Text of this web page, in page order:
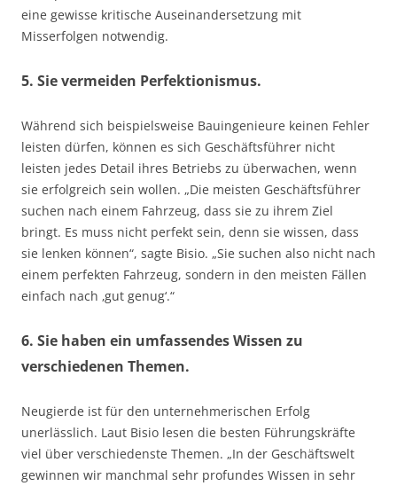
eine gewisse kritische Auseinandersetzung mit
Misserfolgen notwendig.
5. Sie vermeiden Perfektionismus.
Während sich beispielsweise Bauingenieure keinen Fehler
leisten dürfen, können es sich Geschäftsführer nicht
leisten jedes Detail ihres Betriebs zu überwachen, wenn
sie erfolgreich sein wollen. „Die meisten Geschäftsführer
suchen nach einem Fahrzeug, dass sie zu ihrem Ziel
bringt. Es muss nicht perfekt sein, denn sie wissen, dass
sie lenken können“, sagte Bisio. „Sie suchen also nicht nach
einem perfekten Fahrzeug, sondern in den meisten Fällen
einfach nach ‚gut genug‘.“
6. Sie haben ein umfassendes Wissen zu
verschiedenen Themen.
Neugierde ist für den unternehmerischen Erfolg
unerlässlich. Laut Bisio lesen die besten Führungskräfte
viel über verschiedenste Themen. „In der Geschäftswelt
gewinnen wir manchmal sehr profundes Wissen in sehr